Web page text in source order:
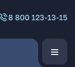
8 800 123-13-15